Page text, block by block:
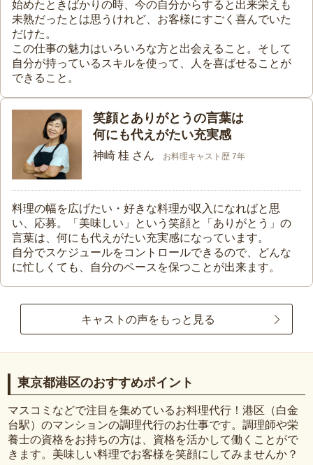
始めたときばかりの時、今の自分からすると出来栄えも
未熟だったとは思うけれど、お客様にすごく喜んでいた
だけた。
この仕事の魅力はいろいろな方と出会えること。そして
自分が持っているスキルを使って、人を喜ばせることが
できること。
笑顔とありがとうの言葉は
何にも代えがたい充実感
神崎 桂 さん お料理キャスト歴 7年
料理の幅を広げたい・好きな料理が収入になればと思
い、応募。「美味しい」という笑顔と「ありがとう」の
言葉は、何にも代えがたい充実感になっています。
自分でスケジュールをコントロールできるので、どんな
に忙しくても、自分のペースを保つことが出来ます。
キャストの声をもっと見る
東京都港区のおすすめポイント
マスコミなどで注目を集めているお料理代行！港区（白金
台駅）のマンションの調理代行のお仕事です。調理師や栄
養士の資格をお持ちの方は、資格を活かして働くことがで
きます。美味しい料理でお客様を笑顔にしてみませんか？